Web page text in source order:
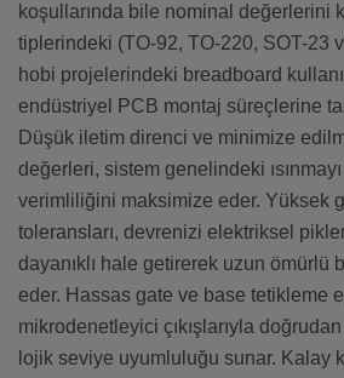
koşullarında bile nominal değerlerini
tiplerindeki (TO-92, TO-220, SOT-23
hobi projelerindeki breadboard
endüstriyel PCB montaj süreçlerine
Düşük iletim direnci ve minimize
değerleri, sistem genelindeki
verimliliğini maksimize eder. Yüksek
toleransları, devrenizi elektriksel
dayanıklı hale getirerek uzun ömürlü
eder. Hassas gate ve base tetikleme
mikrodenetleyici çıkışlarıyla
lojik seviye uyumluluğu sunar. Kalay